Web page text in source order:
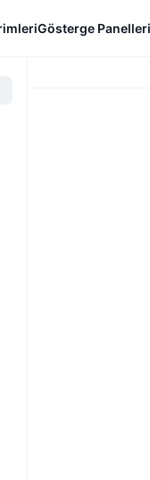
Gösterge Panelleri